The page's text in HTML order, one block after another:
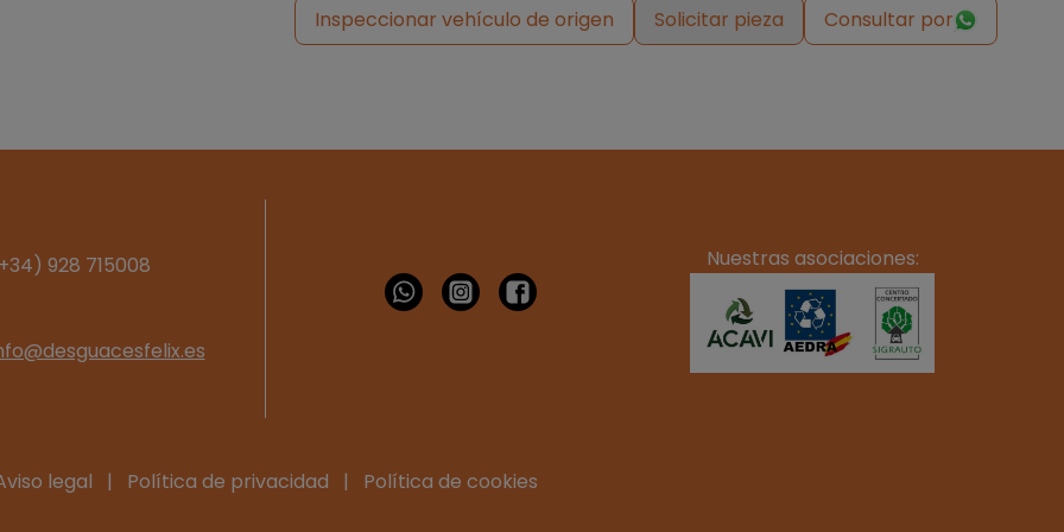
Inspeccionar vehículo de origen Solicitar pieza Consultar por
928 715008 Nuestras asociaciones:
legal | Política de privacidad | Política de cookies